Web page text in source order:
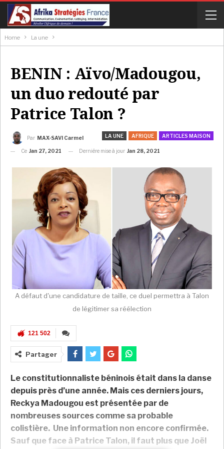
Home La une
BENIN : Aïvo/Madougou,
un duo redouté par
Patrice Talon ?
LA UNE AFRIQUE ARTICLES MAISON
Par MAX-SAVI Carmel
Ce Jan 27, 2021 Dernière mise à jour Jan 28, 2021
A défaut d'une candidature de taille, ce duel permettra à Talon
de légitimer sa réélection
121 502
Partager
Le constitutionnaliste béninois était dans la danse
depuis près d’une année. Mais ces derniers jours,
Reckya Madougou est présentée par de
nombreuses sources comme sa probable
colistière. Une information non encore confirmée.
Sauf que face à Patrice Talon, il faut plus que Joël